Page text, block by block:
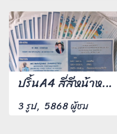
ปริ้นA4 สี่สีหน้าหลัง 100 แผ่น
3 รูป, 5868 ผู้ชม